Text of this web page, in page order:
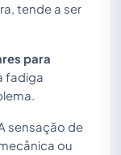
tende a ser
para
fadiga
sensação de
ou